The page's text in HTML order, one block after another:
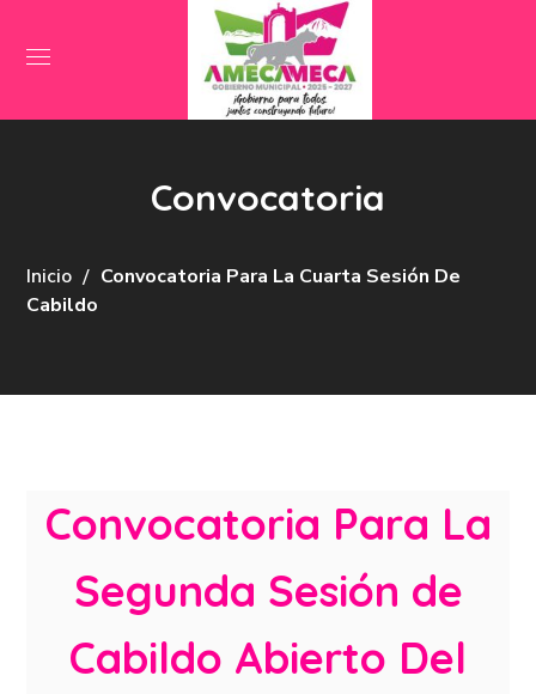
Convocatoria
Inicio
Convocatoria Para La Cuarta Sesión De
Cabildo
Convocatoria Para La
Segunda Sesión de
Cabildo Abierto Del